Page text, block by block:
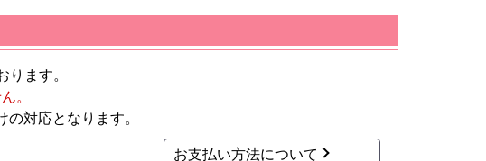
ます。
。
対応となります。
お支払い方法について